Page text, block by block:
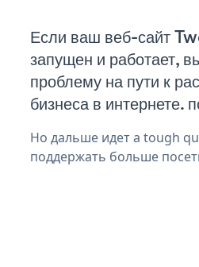
Если ваш веб-сайт
запущен и работает,
проблему на пути к
бизнеса в интернете.
Но дальше идет a tough
поддержать больше